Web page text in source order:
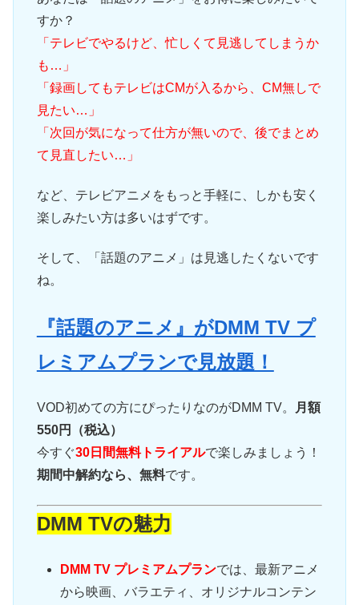
すか？
「テレビでやるけど、忙しくて見逃してしまうか
も…」
「録画してもテレビはCMが入るから、CM無しで
見たい…」
「次回が気になって仕方が無いので、後でまとめ
て見直したい…」
など、テレビアニメをもっと手軽に、しかも安く
楽しみたい方は多いはずです。
そして、「話題のアニメ」は見逃したくないです
ね。
『話題のアニメ』がDMM TV プ
レミアムプランで見放題！
VOD初めての方にぴったりなのがDMM TV。
月額
550円（税込）
今すぐ30日間無料トライアルで楽しみましょう！
期間中解約なら、無料です。
DMM TVの魅力
DMM TV プレミアムプランでは、最新アニメ
から映画、バラエティ、オリジナルコンテン